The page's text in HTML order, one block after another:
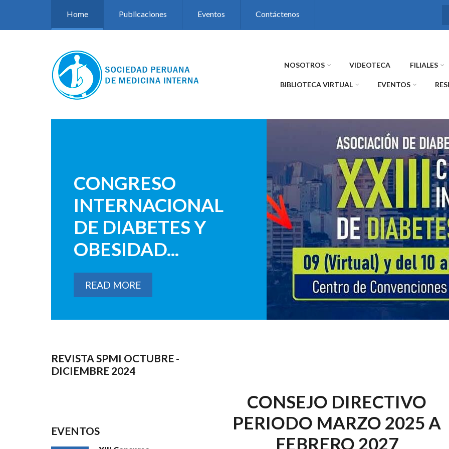
Home Publicaciones Eventos Contáctenos
NOSOTROS VIDEOTECA FILIALES
BIBLIOTECA VIRTUAL EVENTOS
CONGRESO
INTERNACIONAL
DE DIABETES Y
OBESIDAD...
READ MORE
REVISTA SPMI OCTUBRE -
DICIEMBRE 2024
EVENTOS
CONSEJO DIRECTIVO
PERIODO MARZO 2025 A
FEBRERO 2027